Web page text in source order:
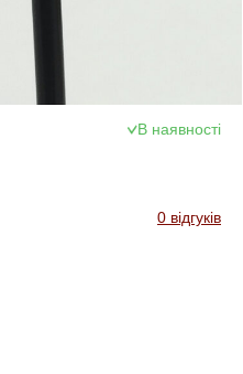
В наявності
0 відгуків